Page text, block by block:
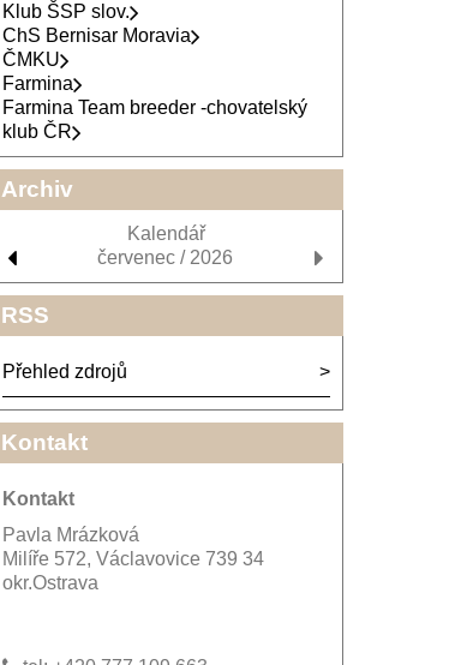
Klub ŠSP slov.
ChS Bernisar Moravia
ČMKU
Farmina
Farmina Team breeder -chovatelský
klub ČR
Archiv
Kalendář
červenec / 2026
RSS
Přehled zdrojů
Kontakt
Kontakt
Pavla Mrázková
Milíře 572, Václavovice 739 34
okr.Ostrava